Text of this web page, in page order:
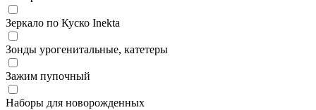
Зеркало по Куско Inekta
Зонды урогенитальные, катетеры
Зажим пупочный
Наборы для новорожденных